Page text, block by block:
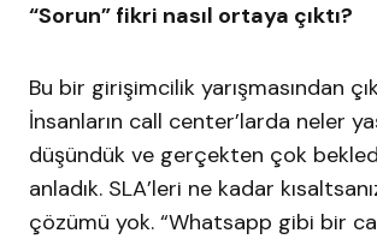
“Sorun” fikri nasıl ortaya çıktı?
Bu bir girişimcilik yarışmasından
İnsanların call center’larda neler
düşündük ve gerçekten çok
anladık. SLA’leri ne kadar
çözümü yok. “Whatsapp gibi bir